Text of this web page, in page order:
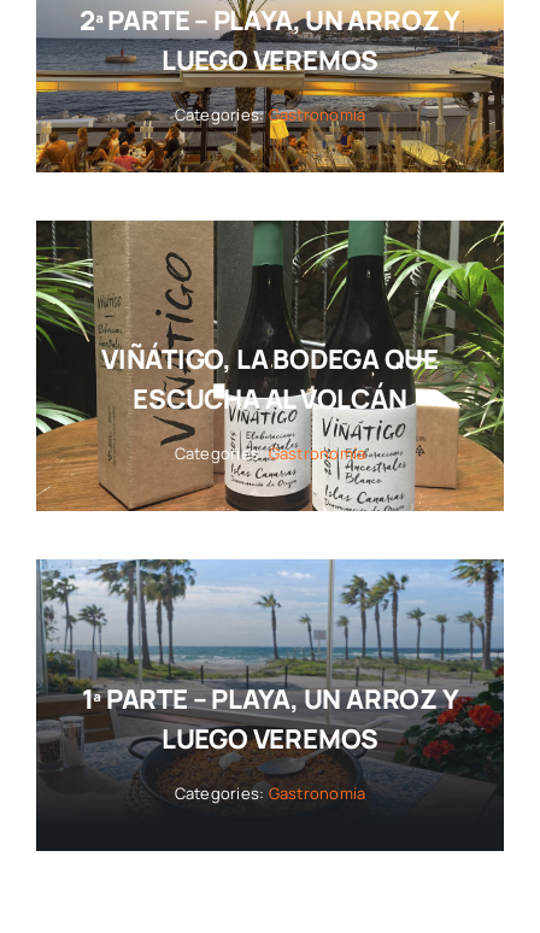
2ª PARTE – PLAYA, UN ARROZ Y
LUEGO VEREMOS
Categories:Gastronomía
VIÑÁTIGO, LA BODEGA QUE
ESCUCHA AL VOLCÁN
Categories:Gastronomía
1ª PARTE – PLAYA, UN ARROZ Y
LUEGO VEREMOS
Categories: Gastronomía